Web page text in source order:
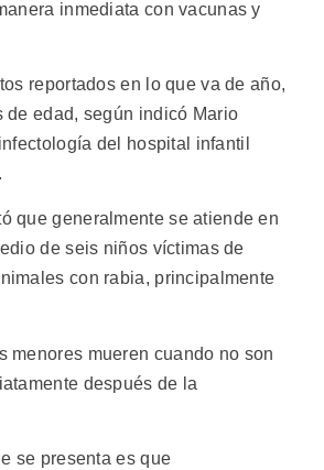
inmediata con vacunas y
reportados en lo que va de año,
de edad, según indicó Mario
del hospital infantil
que generalmente se atiende en
de seis niños víctimas de
con rabia, principalmente
menores mueren cuando no son
después de la
se presenta es que